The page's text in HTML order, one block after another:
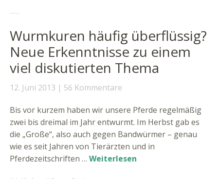
Wurmkuren häufig überflüssig?
Neue Erkenntnisse zu einem
viel diskutierten Thema
12. Juni 2013 56 Kommentare
Bis vor kurzem haben wir unsere Pferde regelmäßig
zwei bis dreimal im Jahr entwurmt. Im Herbst gab es
die „Große“, also auch gegen Bandwürmer – genau
wie es seit Jahren von Tierärzten und in
Pferdezeitschriften … Weiterlesen